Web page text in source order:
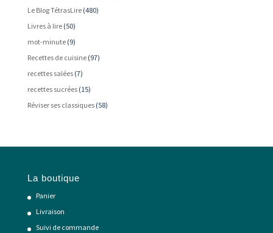
Le Blog TétrasLire(480)
Livres à lire(50)
mot-minute(9)
Recettes de cuisine(97)
recettes salées(7)
recettes sucrées(15)
Réviser ses classiques(58)
La boutique
Panier
Livraison
Suivi de commande